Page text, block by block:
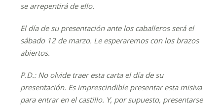
se arrepentirá de ello.
El día de su presentación ante los caballeros será el
sábado 12 de marzo. Le esperaremos con los brazos
abiertos.
P.D.: No olvide traer esta carta el día de su
presentación. Es imprescindible presentar esta misiva
para entrar en el castillo. Y, por supuesto, presentarse